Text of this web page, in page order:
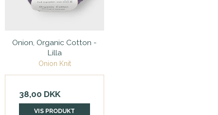
Onion, Organic Cotton -
Lilla
Onion Knit
38,00 DKK
VIS PRODUKT